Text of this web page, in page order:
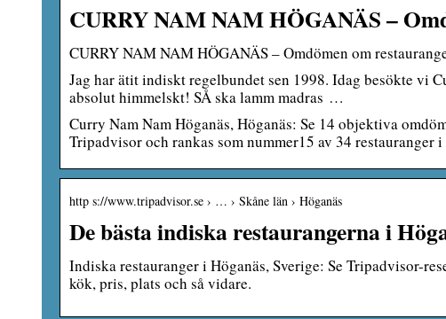
CURRY NAM NAM HÖGANÄS –
CURRY NAM NAM HÖGANÄS – Omdömen om
Jag har ätit indiskt regelbundet sen 1998. Idag besökte vi
absolut himmelskt! SÅ ska lamm madras …
Curry Nam Nam Höganäs, Höganäs: Se 14 objektiva
Tripadvisor och rankas som nummer15 av 34 restauranger i
http s://www.tripadvisor.se › … › Skåne län › Höganäs
De bästa indiska restaurangerna i
Indiska restauranger i Höganäs, Sverige: Se Tripadvisor-
kök, pris, plats och så vidare.